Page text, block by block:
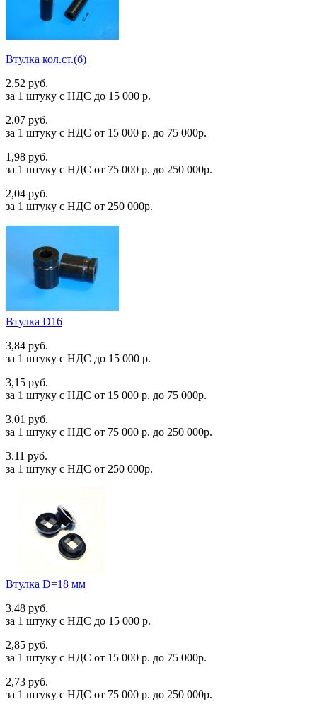
Втулка кол.ст.(б)
2,52 руб.
за 1 штуку c НДС до 15 000 р.
2,07 руб.
за 1 штуку c НДС от 15 000 р. до 75 000р.
1,98 руб.
за 1 штуку c НДС от 75 000 р. до 250 000р.
2,04 руб.
за 1 штуку c НДС от 250 000р.
Втулка D16
3,84 руб.
за 1 штуку c НДС до 15 000 р.
3,15 руб.
за 1 штуку c НДС от 15 000 р. до 75 000р.
3,01 руб.
за 1 штуку c НДС от 75 000 р. до 250 000р.
3.11 руб.
за 1 штуку c НДС от 250 000р.
Втулка D=18 мм
3,48 руб.
за 1 штуку c НДС до 15 000 р.
2,85 руб.
за 1 штуку c НДС от 15 000 р. до 75 000р.
2,73 руб.
за 1 штуку c НДС от 75 000 р. до 250 000р.